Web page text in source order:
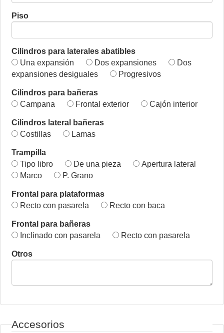
Piso
Cilindros para laterales abatibles
Una expansión
Dos expansiones
expansiones desiguales
Cilindros para bañeras
Campana
Frontal exterior Cajón interior
Cilindros lateral bañeras
Costillas
Lamas
Trampilla
Tipo libro
De una pieza
Marco
P. Grano
Frontal para plataformas
Recto con pasarela
Recto con baca
Frontal para bañeras
Inclinado con pasarela
Recto con pasarela
Otros
Accesorios